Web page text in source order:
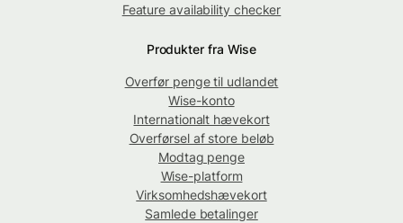
Feature availability checker
Produkter fra Wise
Overfør penge til udlandet
Wise-konto
Internationalt hævekort
Overførsel af store beløb
Modtag penge
Wise-platform
Virksomhedshævekort
Samlede betalinger